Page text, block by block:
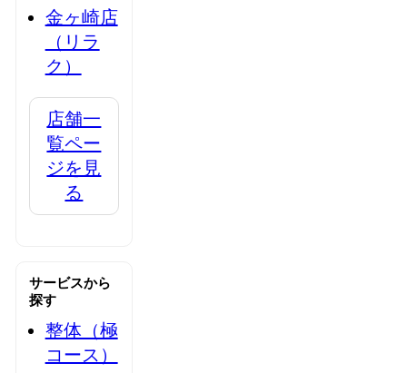
金ヶ崎店
（リラ
ク）
店舗一
覧ペー
ジを見
る
サービスから
探す
整体（極
コース）